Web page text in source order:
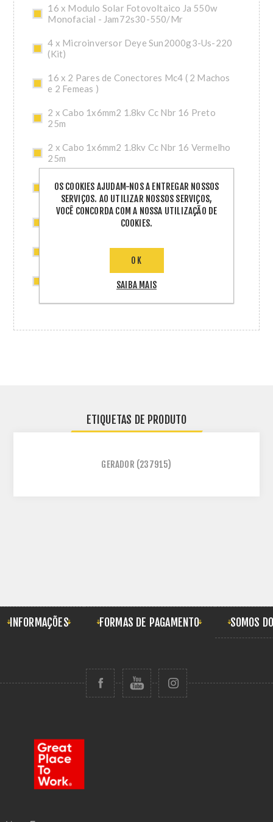
16 x Modulo Solar Fotovoltaico Ja 550w
Monofacial - Jam72s30-550/Mr
4 x Microinversor Deye Sun2000g3-Us-220
(Kit)
16 x 2 Pares de Conectores Mc4 ( 2 Machos
e 2 Femeas )
2 x Cabo 1x6mm2 1.8kv Cc Nbr 16 Preto
25m
2 x Cabo 1x6mm2 1.8kv Cc Nbr 16 Vermelho
25m
4 x Kit Perfil H 2,40m Telhado Fibrocimento
Romagnole
8 x Parafuso T Cabeca Martelo M8 X40mm
8 x Porca Sextavada M8
4 x Acessorio Telhado Fibrocimento 4,80m
Pratic Lite Romagnole
ETIQUETAS DE PRODUTO
GERADOR (237915)
INFORMAÇÕES FORMAS DE PAGAMENTO SOMOS
OS COOKIES AJUDAM-NOS A ENTREGAR NOSSOS
SERVIÇOS. AO UTILIZAR NOSSOS SERVIÇOS,
VOCÊ CONCORDA COM A NOSSA UTILIZAÇÃO DE
COOKIES.
OK
SAIBA MAIS